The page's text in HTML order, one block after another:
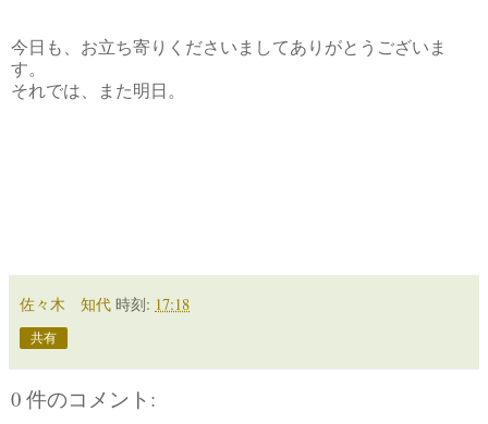
今日も、お立ち寄りくださいましてありがとうございま
す。
それでは、また明日。
佐々木 知代 時刻: 17:18
共有
0 件のコメント: